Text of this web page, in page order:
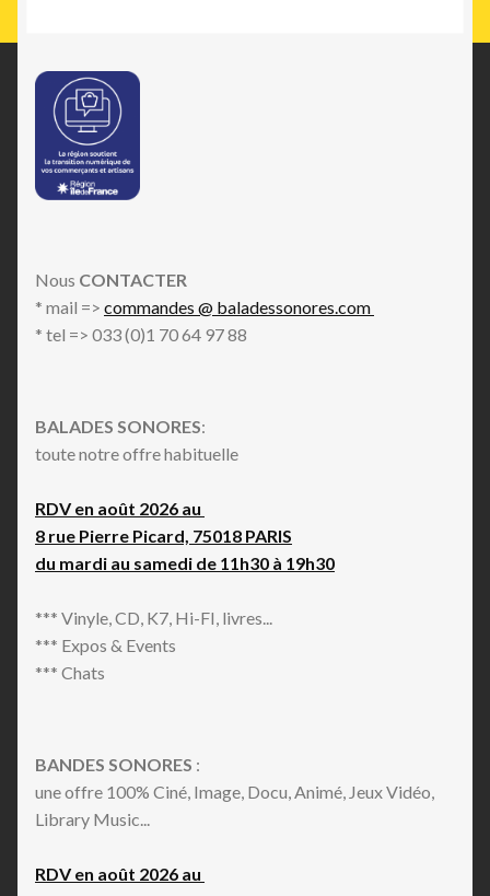
Nous CONTACTER
* mail => commandes @ baladessonores.com
* tel => 033 (0)1 70 64 97 88
BALADES SONORES:
toute notre offre habituelle
RDV en août 2026 au
8 rue Pierre Picard, 75018 PARIS
du mardi au samedi de 11h30 à 19h30
*** Vinyle, CD, K7, Hi-FI, livres...
*** Expos & Events
*** Chats
BANDES SONORES :
une offre 100% Ciné, Image, Docu, Animé, Jeux Vidéo,
Library Music...
RDV en août 2026 au